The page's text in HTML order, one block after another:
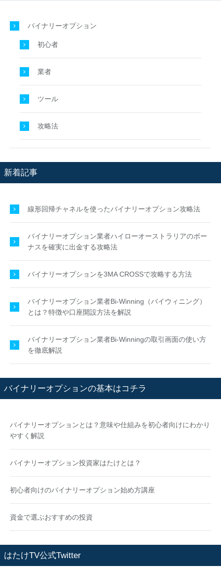
バイナリーオプション
初心者
業者
ツール
攻略法
新着記事
線形回帰チャネルを使ったバイナリーオプション攻略法
バイナリーオプション業者ハイローオーストラリアのボー
ナスを確実に出金する攻略法
バイナリーオプションを3MA CROSSで攻略する方法
バイナリーオプション業者Bi-Winning（バイウィニング）
とは？特徴や口座開設方法を解説
バイナリーオプション業者Bi-Winningの取引画面の使い方
を徹底解説
バイナリーオプションの基本はコチラ
バイナリーオプションとは？意味や仕組みを初心者向けにわかり
やすく解説
バイナリーオプション投資家はたけとは？
初心者向けのバイナリーオプション始め方講座
資金で選ぶおすすめの投資
はたけTV公式Twitter